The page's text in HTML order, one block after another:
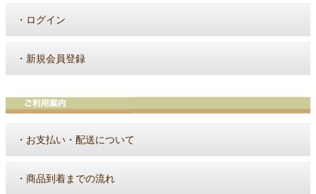
・ ログイン
・ 新規会員登録
・ お支払い・配送について
・ 商品到着までの流れ